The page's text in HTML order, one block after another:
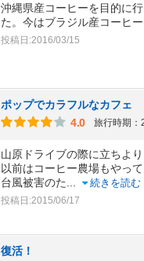
沖縄県産コーヒーを目的に
た。今はブラジル産コーヒ
投稿日:2016/03/15
ポップでカラフルなカフェ
4.0
旅行時期：
山原ドライブの際に立ちより
以前はコーヒー農場もやっ
台風被害のた
続きを読む
投稿日:2015/06/17
復活！